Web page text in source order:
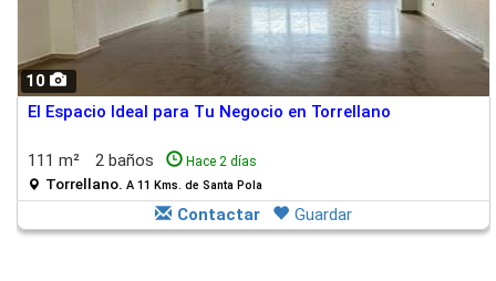
10
El Espacio Ideal para Tu Negocio en Torrellano
111 m² 2 baños Hace 2 días
Torrellano. A 11 Kms. de Santa Pola
Contactar Guardar